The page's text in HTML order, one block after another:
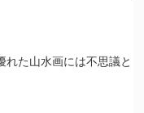
れた山水画には不思議と